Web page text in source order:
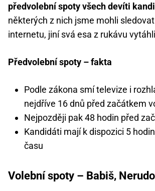
předvolební spoty všech devíti
některých z nich jsme mohli
internetu, jiní svá esa z rukávu
Předvolební spoty – fakta
Podle zákona smí televize i
nejdříve 16 dnů před začátkem
Nejpozději pak 48 hodin před
Kandidáti mají k dispozici 5
času
Volební spoty – Babiš,